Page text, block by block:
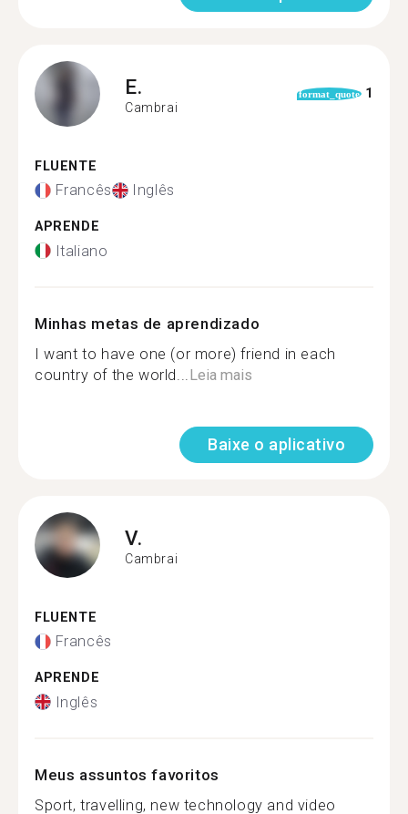
E.
Cambrai
format_quote 1
FLUENTE
Francês Inglês
APRENDE
Italiano
Minhas metas de aprendizado
I want to have one (or more) friend in each
country of the world... Leia mais
Baixe o aplicativo
V.
Cambrai
FLUENTE
Francês
APRENDE
Inglês
Meus assuntos favoritos
Sport, travelling, new technology and video